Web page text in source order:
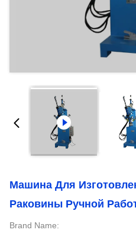
Машина Для
Раковины Ручной
Brand Name: